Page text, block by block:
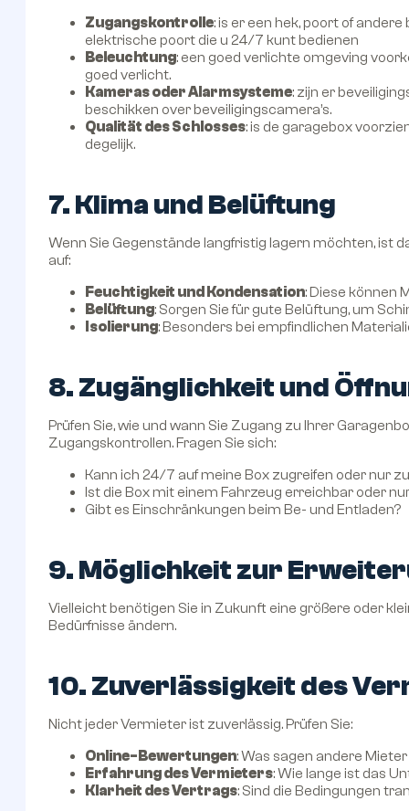
Zugangskontrolle: is er een hek, poort of
elektrische poort die u 24/7 kunt bedienen
Beleuchtung: een goed verlichte omgeving
goed verlicht.
Kameras oder Alarmsysteme: zijn er
beschikken over beveiligingscamera’s.
Qualität des Schlosses: is de garagebox
degelijk.
7. Klima und Belüftung
Wenn Sie Gegenstände langfristig lagern möchten, ist
auf:
Feuchtigkeit und Kondensation: Diese können
Belüftung: Sorgen Sie für gute Belüftung, um
Isolierung: Besonders bei empfindlichen
8. Zugänglichkeit und
Prüfen Sie, wie und wann Sie Zugang zu Ihrer
Zugangskontrollen. Fragen Sie sich:
Kann ich 24/7 auf meine Box zugreifen oder nur
Ist die Box mit einem Fahrzeug erreichbar oder
Gibt es Einschränkungen beim Be- und Entladen?
9. Möglichkeit zur
Vielleicht benötigen Sie in Zukunft eine größere oder
Bedürfnisse ändern.
10. Zuverlässigkeit des
Nicht jeder Vermieter ist zuverlässig. Prüfen Sie:
Online-Bewertungen: Was sagen andere
Erfahrung des Vermieters: Wie lange ist das
Klarheit des Vertrags: Sind die Bedingungen